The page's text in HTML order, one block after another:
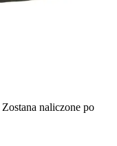
Zostana naliczone po